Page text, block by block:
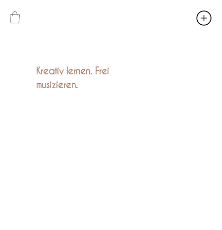
Kreativ lernen. Frei
musizieren.